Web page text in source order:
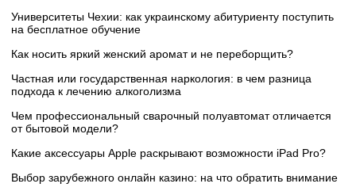
Университеты Чехии: как украинскому абитуриенту поступить
на бесплатное обучение
Как носить яркий женский аромат и не переборщить?
Частная или государственная наркология: в чем разница
подхода к лечению алкоголизма
Чем профессиональный сварочный полуавтомат отличается
от бытовой модели?
Какие аксессуары Apple раскрывают возможности iPad Pro?
Выбор зарубежного онлайн казино: на что обратить внимание